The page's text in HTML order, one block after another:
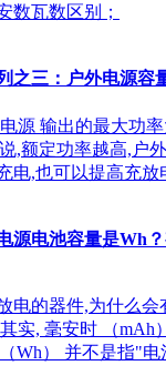
数瓦数区别；
之三：户外电源容
源 输出的最大功
,额定功率越高,户
电,也可以提高充放
源电池容量是Wh
电的器件,为什么
实, 毫安时 （mAh
Wh） 并不是指"